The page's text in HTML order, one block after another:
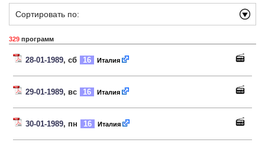
Сортировать по:
329 программ
28-01-1989, сб 16 Италия
29-01-1989, вс 16 Италия
30-01-1989, пн 16 Италия